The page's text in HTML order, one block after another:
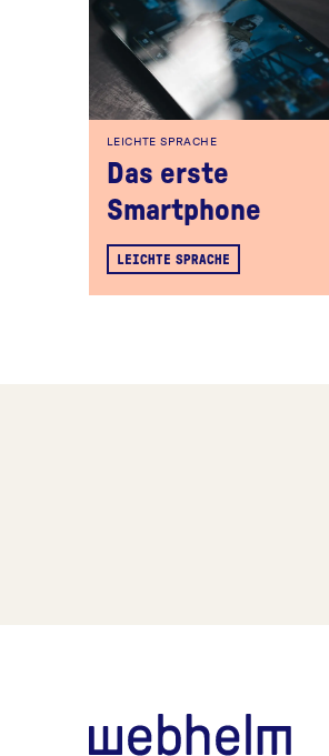
LEICHTE SPRACHE
Das erste
Smartphone
LEICHTE SPRACHE